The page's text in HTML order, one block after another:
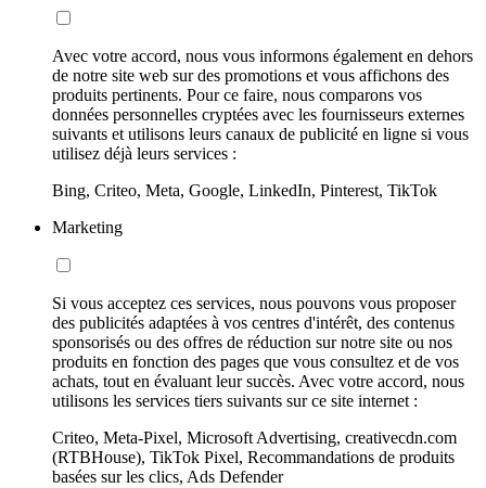
Avec votre accord, nous vous informons également en dehors
de notre site web sur des promotions et vous affichons des
produits pertinents. Pour ce faire, nous comparons vos
données personnelles cryptées avec les fournisseurs externes
suivants et utilisons leurs canaux de publicité en ligne si vous
utilisez déjà leurs services :
Bing, Criteo, Meta, Google, LinkedIn, Pinterest, TikTok
Marketing
Si vous acceptez ces services, nous pouvons vous proposer
des publicités adaptées à vos centres d'intérêt, des contenus
sponsorisés ou des offres de réduction sur notre site ou nos
produits en fonction des pages que vous consultez et de vos
achats, tout en évaluant leur succès. Avec votre accord, nous
utilisons les services tiers suivants sur ce site internet :
Criteo, Meta-Pixel, Microsoft Advertising, creativecdn.com
(RTBHouse), TikTok Pixel, Recommandations de produits
basées sur les clics, Ads Defender